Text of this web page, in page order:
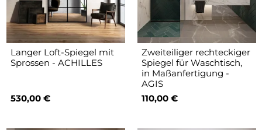
Langer Loft-Spiegel mit
Sprossen - ACHILLES
530,00 €
Zweiteiliger rechteckiger
Spiegel für Waschtisch,
in Maßanfertigung -
AGIS
110,00 €